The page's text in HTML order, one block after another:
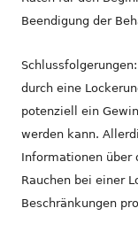
Beendigung der
durch eine
potenziell ein
werden kann.
Informationen über
Rauchen bei einer
Beschränkungen